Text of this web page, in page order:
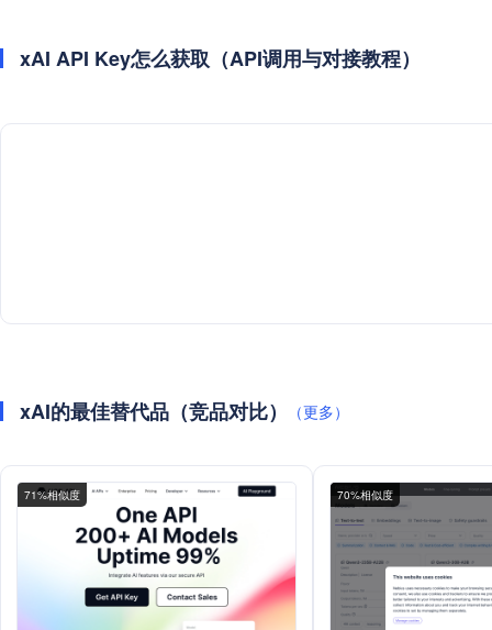
xAI API Key怎么获取（API调用与对接教程）
xAI的最佳替代品（竞品对比） （更多）
71%相似度 70%相似度